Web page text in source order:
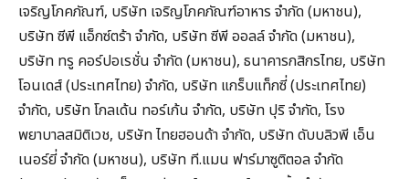
เจริญโภคภัณฑ์, บริษัท เจริญโภคภัณฑ์อาหาร จำกัด (มหาชน),
บริษัท ซีพี แอ็กซ์ตร้า จำกัด, บริษัท ซีพี ออลล์ จำกัด (มหาชน),
บริษัท ทรู คอร์ปอเรชั่น จำกัด (มหาชน), ธนาคารกสิกรไทย, บริษัท
โอนเดส์ (ประเทศไทย) จำกัด, บริษัท แกร็บแท็กซี่ (ประเทศไทย)
จำกัด, บริษัท โกลเด้น ทอร์เก้น จำกัด, บริษัท ปุริ จำกัด, โรง
พยาบาลสมิติเวช, บริษัท ไทยฮอนด้า จำกัด, บริษัท ดับบลิวพี เอ็น
เนอร์ยี่ จำกัด (มหาชน), บริษัท ที.แมน ฟาร์มาซูติตอล จำกัด